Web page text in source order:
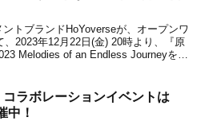
トブランドHoYoverseが、オープンワ
2023年12月22日(金) 20時より、『原
Melodies of an Endless Journeyを
コラボレーションイベントは
中！